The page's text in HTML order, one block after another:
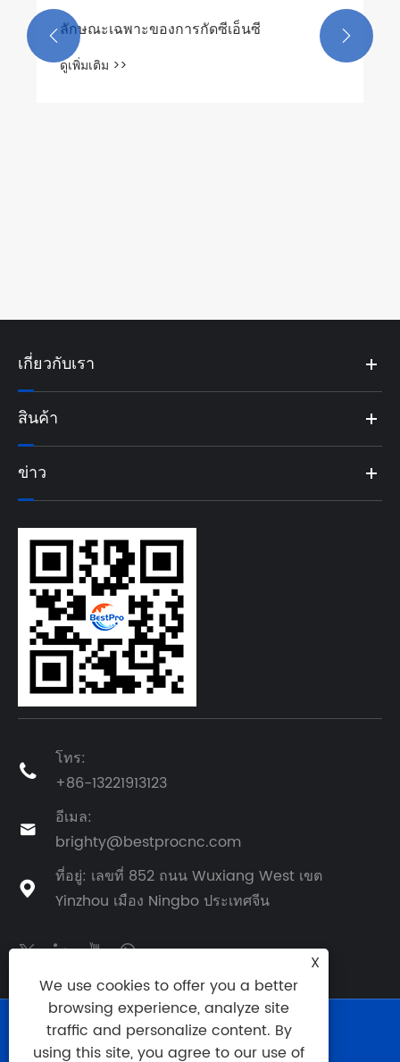
ลักษณะเฉพาะของการกัดซีเอ็นซี
ดูเพิ่มเติม >>
 
เกี่ยวกับเรา
สินค้า
ข่าว

โทร:
+86-13221913123

อีเมล:
brighty@bestprocnc.com

ที่อยู่: เลขที่ 852 ถนน Wuxiang West เขต
Yinzhou เมือง Ningbo ประเทศจีน
ลิขสิทธิ์ © 2025 BestPro (Ningbo) Precision
Manufacturing Co., Ltd. สงวนลิขสิทธิ์
X
We use cookies to offer you a better
browsing experience, analyze site
traffic and personalize content. By
using this site, you agree to our use of